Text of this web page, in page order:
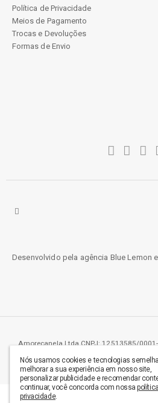
Política de Privacidade
Meios de Pagamento
Trocas e Devoluções
Formas de Envio
Desenvolvido pela agência Blue Lemon e
Amorecanela Ltda CNPJ: 12513585/
Aeroporto - Londrina, PR
Nós usamos cookies e tecnologias
melhorar a sua experiência em nosso site,
personalizar publicidade e recomendar
continuar, você concorda com nossa
privacidade.